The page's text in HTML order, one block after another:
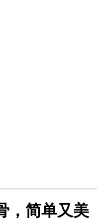
，简单又美